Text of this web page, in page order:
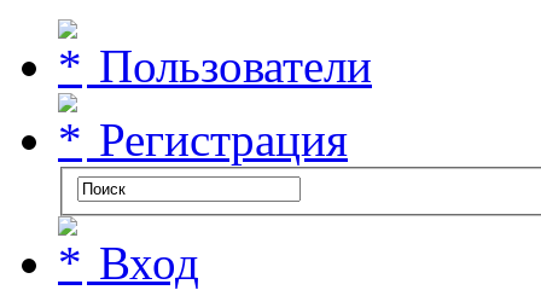
Пользователи
Регистрация
Вход